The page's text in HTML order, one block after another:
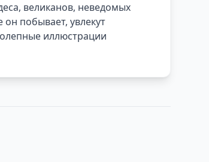
великанов, неведомых
побывает, увлекут
иллюстрации